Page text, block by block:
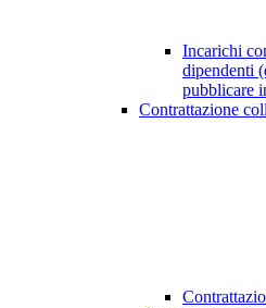
Incarichi
dipendenti
pubblicare
Contrattazione